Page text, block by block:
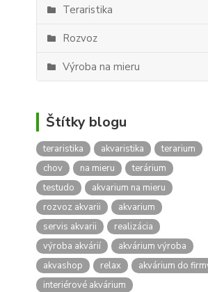
Teraristika
Rozvoz
Výroba na mieru
Štítky blogu
teraristika akvaristika
terarium
chov
na mieru
terárium
testudo
akvarium na mieru
rozvoz akvarii
akvarium
servis akvarii
realizácia
výroba akvárií
akvárium výroba
akvashop
relax
akvárium do
interiérové akvárium